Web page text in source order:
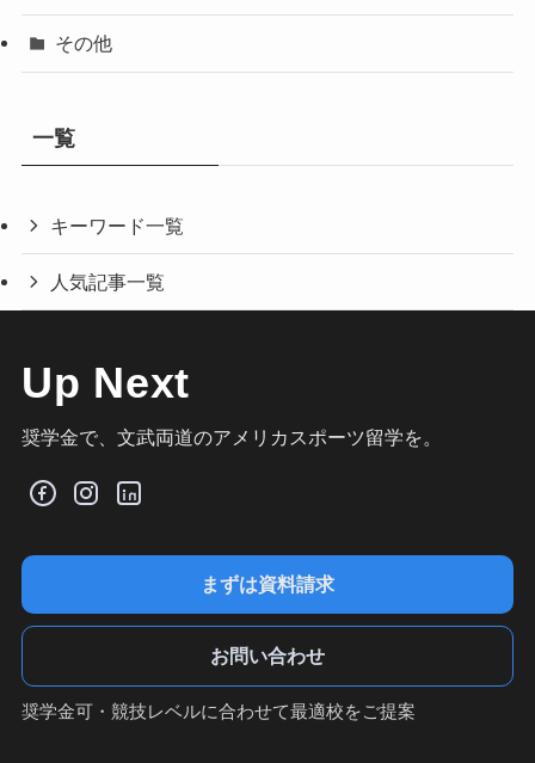
その他
一覧
キーワード一覧
人気記事一覧
Up Next
奨学金で、文武両道のアメリカスポーツ留学を。
まずは資料請求
お問い合わせ
奨学金可・競技レベルに合わせて最適校をご提案